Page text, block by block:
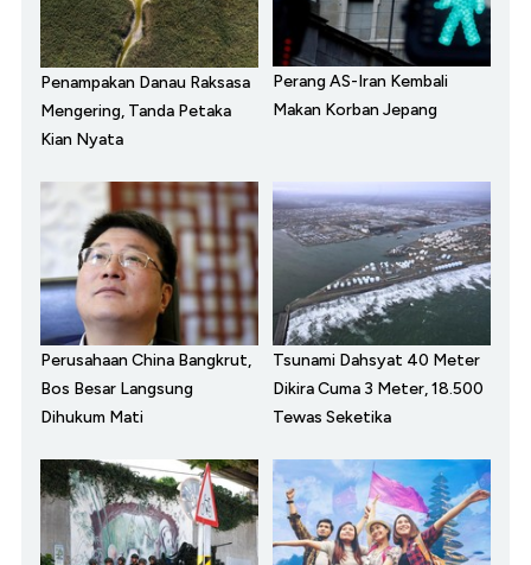
Penampakan Danau Raksasa
Mengering, Tanda Petaka
Kian Nyata
Perang AS-Iran Kembali
Makan Korban Jepang
Perusahaan China Bangkrut,
Bos Besar Langsung
Dihukum Mati
Tsunami Dahsyat 40 Meter
Dikira Cuma 3 Meter, 18.500
Tewas Seketika